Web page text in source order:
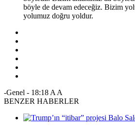
böyle de devam edeceğiz. Bizim
yolumuz doğru yoldur.
-Genel - 18:18 A A
BENZER HABERLER